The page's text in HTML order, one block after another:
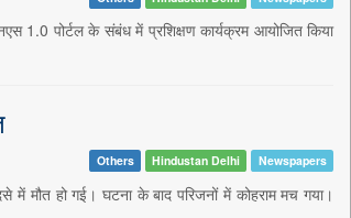
1.0 पोर्टल के संबंध में प्रशिक्षण कार्यक्रम आयोजित किया
Others Hindustan Delhi Newspapers
में मौत हो गई। घटना के बाद परिजनों में कोहराम मच गया।